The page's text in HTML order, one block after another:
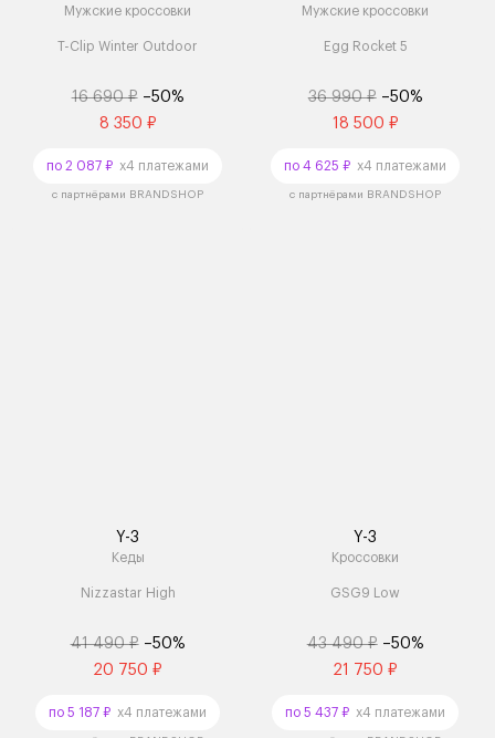
Мужские кроссовки
T-Clip Winter Outdoor
16 690 ₽ –50%
8 350 ₽
по 2 087 ₽ x4 платежами
с партнёрами BRANDSHOP
Мужские кроссовки
Egg Rocket 5
36 990 ₽ –50%
18 500 ₽
по 4 625 ₽ x4 платежами
с партнёрами BRANDSHOP
Y-3
Кеды
Nizzastar High
41 490 ₽ –50%
20 750 ₽
по 5 187 ₽ x4 платежами
Y-3
Кроссовки
GSG9 Low
43 490 ₽ –50%
21 750 ₽
по 5 437 ₽ x4 платежами